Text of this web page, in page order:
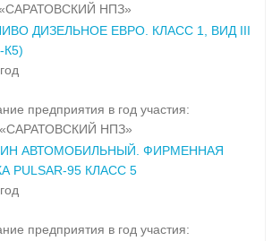
НПЗ»
ДИЗЕЛЬНОЕ ЕВРО. КЛАСС 1, ВИД III
К5)
предприятия в год участия:
НПЗ»
АВТОМОБИЛЬНЫЙ. ФИРМЕННАЯ
PULSAR-95 КЛАСС 5
предприятия в год участия: